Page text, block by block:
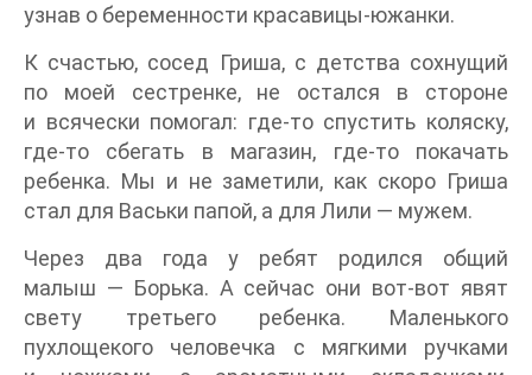
узнав о беременности красавицы-южанки.
К счастью, сосед Гриша, с детства сохнущий
по моей сестренке, не остался в стороне
и всячески помогал: где-то спустить коляску,
где-то сбегать в магазин, где-то покачать
ребенка. Мы и не заметили, как скоро Гриша
стал для Васьки папой, а для Лили — мужем.
Через два года у ребят родился общий
малыш — Борька. А сейчас они вот-вот явят
свету третьего ребенка. Маленького
пухлощекого человечка с мягкими ручками